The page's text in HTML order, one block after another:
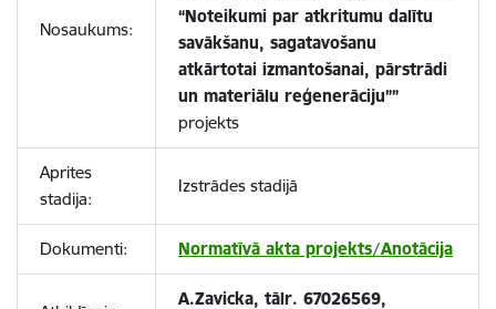
Nosaukums:
“Noteikumi par atkritumu dalītu
savākšanu, sagatavošanu
atkārtotai izmantošanai, pārstrādi
un materiālu reģenerāciju””
projekts
Aprites
stadija:
Izstrādes stadijā
Dokumenti: Normatīvā akta projekts/Anotācija
A.Zavicka, tālr. 67026569,